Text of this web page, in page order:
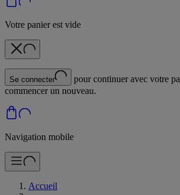
Votre panier est vide
Se connecter
pour continuer avec votre
commencer un nouveau.
Navigation mobile
Accueil